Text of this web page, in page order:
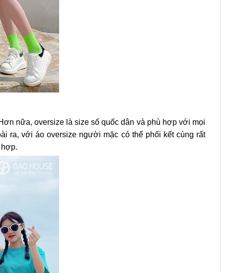
nữa, oversize là size số quốc dân và phù hợp với mọi
ra, với áo oversize người mặc có thể phối kết cùng rất